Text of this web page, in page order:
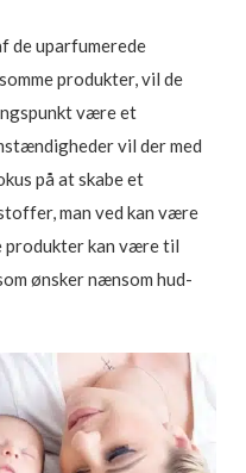
de uparfumerede
produkter, vil de
være et
vil der med
på at skabe et
man ved kan være
produkter kan være til
ønsker nænsom hud-